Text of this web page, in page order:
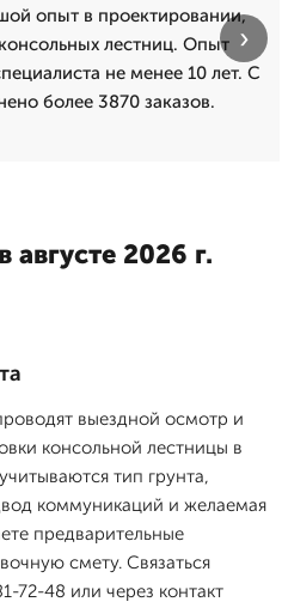
опыт в проектировании,
лестниц. Опыт
не менее 10 лет. С
более 3870 заказов.
›
2026 г.
выездной осмотр и
консольной лестницы в
тип грунта,
коммуникаций и желаемая
предварительные
смету. Связаться
48 или через контакт